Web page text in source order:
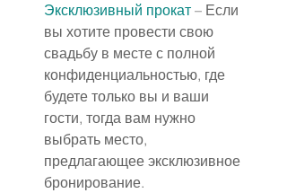
Эксклюзивный прокат – Если
вы хотите провести свою
свадьбу в месте с полной
конфиденциальностью, где
будете только вы и ваши
гости, тогда вам нужно
выбрать место,
предлагающее эксклюзивное
бронирование.